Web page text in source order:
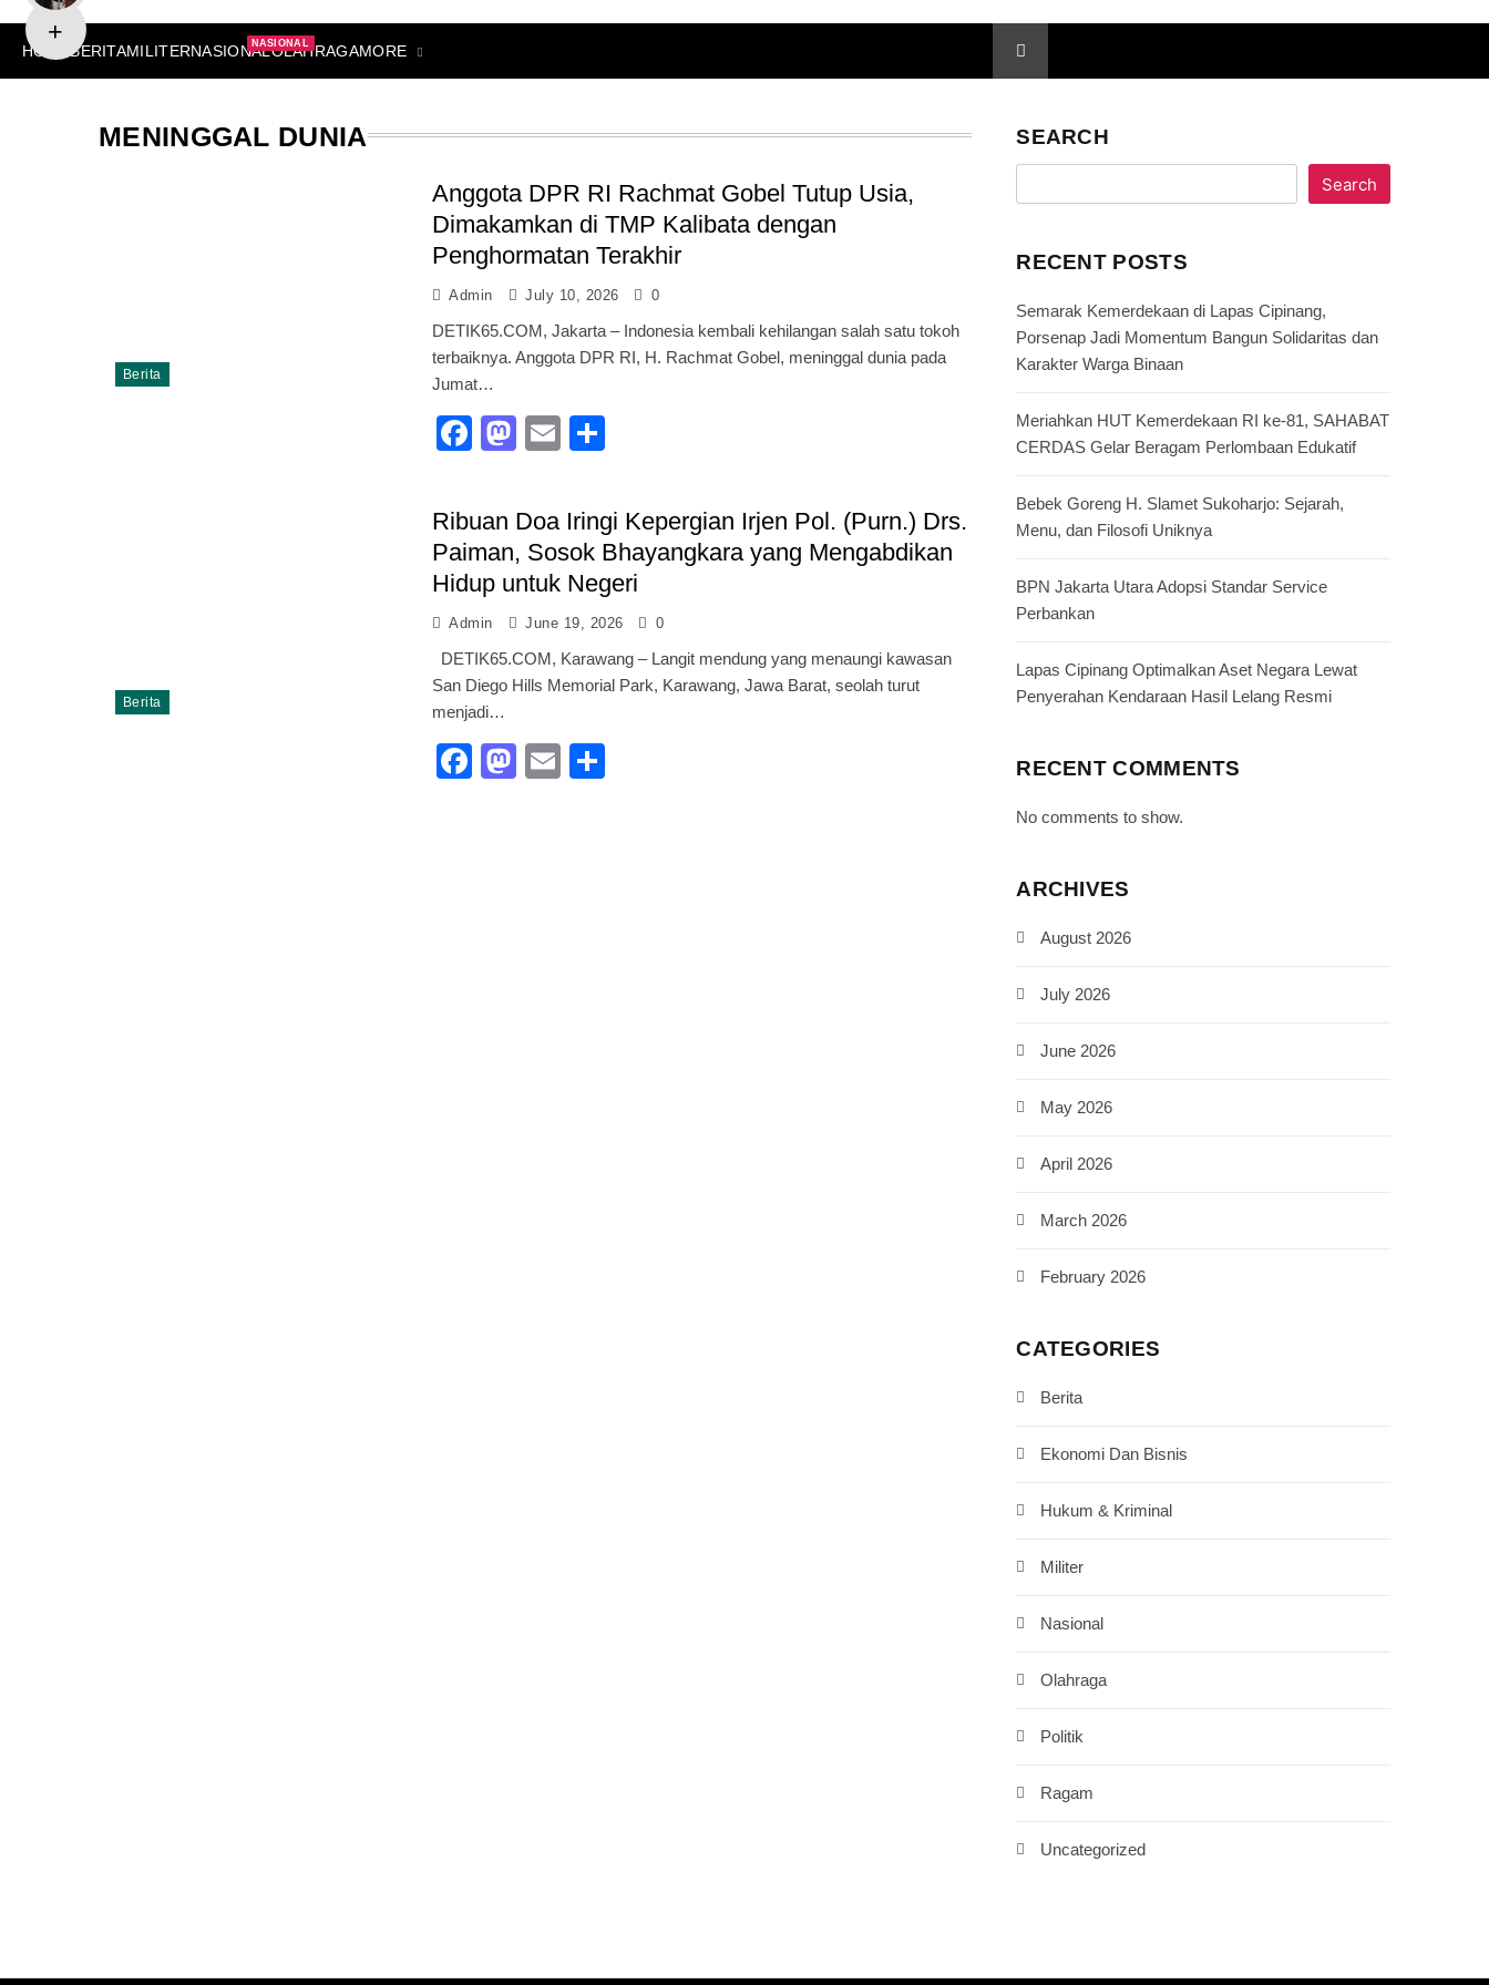
HOME BERITAMILITERNASIONALNASIONAL
OLAHRAGAMORE
MENINGGAL DUNIA
Berita
Anggota DPR RI Rachmat Gobel Tutup Usia,
Dimakamkan di TMP Kalibata dengan
Penghormatan Terakhir
Admin July 10, 2026 0
DETIK65.COM, Jakarta – Indonesia kembali kehilangan salah satu tokoh
terbaiknya. Anggota DPR RI, H. Rachmat Gobel, meninggal dunia pada
Jumat…
Facebook
Mastodon
Email
Berita
Ribuan Doa Iringi Kepergian Irjen Pol. (Purn.) Drs.
Paiman, Sosok Bhayangkara yang Mengabdikan
Hidup untuk Negeri
Admin June 19, 2026 0
DETIK65.COM, Karawang – Langit mendung yang menaungi kawasan
San Diego Hills Memorial Park, Karawang, Jawa Barat, seolah turut
menjadi…
Facebook
Mastodon
Email
SEARCH
Search
RECENT POSTS
Semarak Kemerdekaan di Lapas Cipinang,
Porsenap Jadi Momentum Bangun Solidaritas dan
Karakter Warga Binaan
Meriahkan HUT Kemerdekaan RI ke-81, SAHABAT
CERDAS Gelar Beragam Perlombaan Edukatif
Bebek Goreng H. Slamet Sukoharjo: Sejarah,
Menu, dan Filosofi Uniknya
BPN Jakarta Utara Adopsi Standar Service
Perbankan
Lapas Cipinang Optimalkan Aset Negara Lewat
Penyerahan Kendaraan Hasil Lelang Resmi
RECENT COMMENTS
No comments to show.
ARCHIVES
August 2026
July 2026
June 2026
May 2026
April 2026
March 2026
February 2026
CATEGORIES
Berita
Ekonomi Dan Bisnis
Hukum & Kriminal
Militer
Nasional
Olahraga
Politik
Ragam
Uncategorized